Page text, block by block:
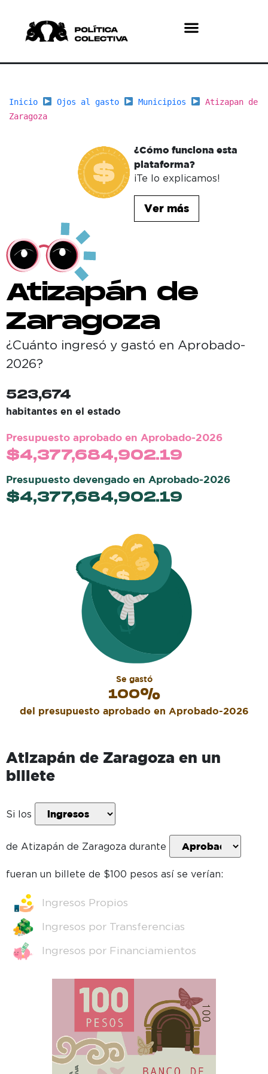
Inicio Ojos al gasto Municipios
Atizapan de
Zaragoza
¿Cómo funciona esta
plataforma?
¡Te lo explicamos!
Ver más
Atizapán de
Zaragoza
¿Cuánto ingresó y gastó en Aprobado-
2026?
523,674
habitantes en el estado
Presupuesto aprobado en Aprobado-2026
$4,377,684,902.19
Presupuesto devengado en Aprobado-2026
$4,377,684,902.19
Se gastó
100%
del presupuesto aprobado en Aprobado-2026
Atizapán de Zaragoza en un
billete
Si los
de Atizapán de Zaragoza durante
fueran un billete de $100 pesos así se verían:
Ingresos Propios
Ingresos por Transferencias
Ingresos por Financiamientos